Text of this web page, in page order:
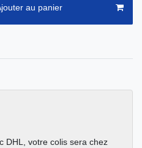
au panier
DHL, votre colis sera chez